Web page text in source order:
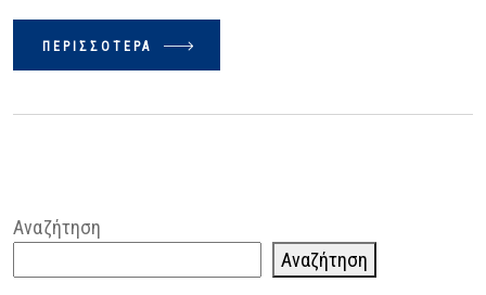
ΠΕΡΙΣΣΌΤΕΡΑ
Αναζήτηση
Αναζήτηση